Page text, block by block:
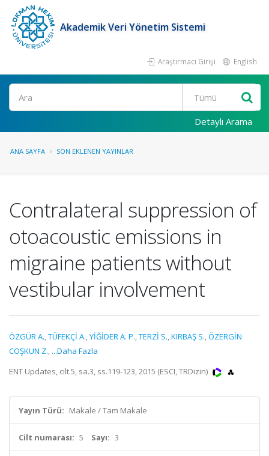
Akademik Veri Yönetim Sistemi
Araştırmacı Girişi English
Ara
Detaylı Arama
ANA SAYFA SON EKLENEN YAYINLAR
Contralateral suppression of
otoacoustic emissions in
migraine patients without
vestibular involvement
ÖZGÜR A.,TÜFEKÇİ A.,YİĞİDER A. P.,TERZİ S.,KIRBAŞ S.,ÖZERGİN
COŞKUN Z., ...Daha Fazla
ENT Updates, cilt.5, sa.3, ss.119-123, 2015 (ESCI, TRDizin)
Yayın Türü: Makale / Tam Makale
Cilt numarası: 5 Sayı: 3